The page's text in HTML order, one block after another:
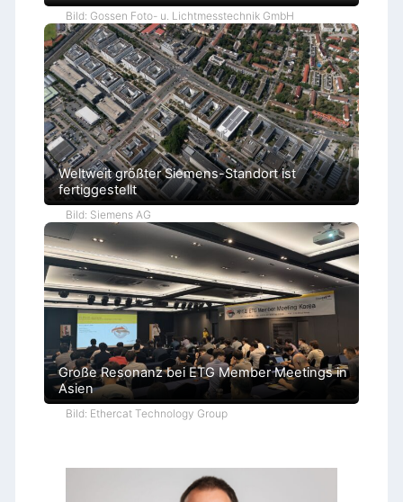
Bild: Gossen Foto- u. Lichtmesstechnik GmbH
Weltweit größter Siemens-Standort ist
fertiggestellt
Bild: Siemens AG
Große Resonanz bei ETG Member Meetings in
Asien
Bild: Ethercat Technology Group